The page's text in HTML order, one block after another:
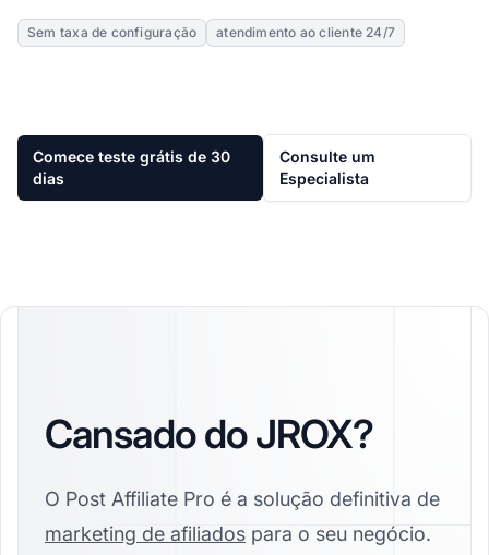
Sem taxa de configuração atendimento ao cliente 24/7
Comece teste grátis de 30
dias
Consulte um
Especialista
Cansado do JROX?
O Post Affiliate Pro é a solução definitiva de
marketing de afiliados para o seu negócio.